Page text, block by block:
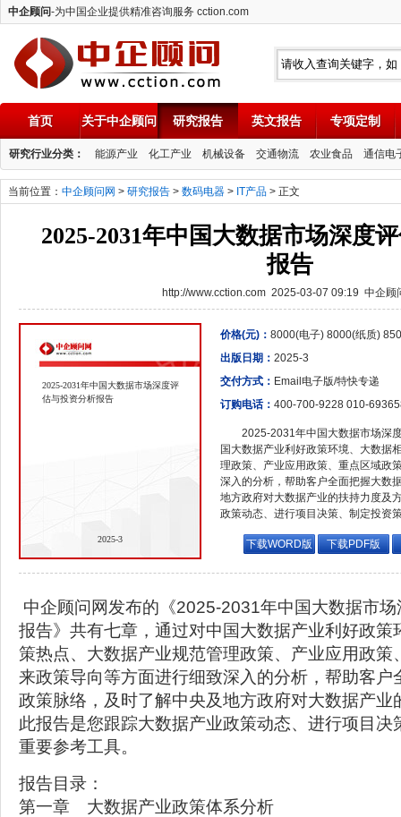
中企顾问-为中国企业提供精准咨询服务 cction.com
中企顾问
首页 关于中企顾问 研究报告 英文报告 专项定制
研究行业分类： 能源产业 化工产业 机械设备 交通物流 农业食品 通信电
当前位置： 中企顾问网 > 研究报告 > 数码电器 > IT产品 > 正文
2025-2031年中国大数据市场深度
报告
http://www.cction.com 2025-03-07 09:19 中企顾
2025-2031年中国大数据市场深度评
估与投资分析报告
2025-3
价格(元)： 8000(电子) 8000(纸质)
出版日期： 2025-3
交付方式： Email电子版/特快专递
订购电话： 400-700-9228 010-
2025-2031年中国大数据市场深
国大数据产业利好政策环境、大数据
理政策、产业应用政策、重点区域政
深入的分析，帮助客户全面把握大数
地方政府对大数据产业的扶持力度及
政策动态、进行项目决策、制定投资
下载WORD版 下载PDF版
中企顾问网发布的《2025-2031年中国大数据市
报告》共有七章，通过对中国大数据产业利好政策
策热点、大数据产业规范管理政策、产业应用政策
来政策导向等方面进行细致深入的分析，帮助客户
政策脉络，及时了解中央及地方政府对大数据产业
此报告是您跟踪大数据产业政策动态、进行项目决
重要参考工具。
报告目录：
第一章 大数据产业政策体系分析